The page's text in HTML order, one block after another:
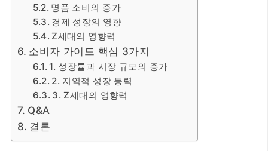
명품 소비의 증가
경제 성장의 영향
Z세대의 영향력
소비자 가이드 핵심 3가지
1. 성장률과 시장 규모의 증가
2. 지역적 성장 동력
3. Z세대의 영향력
Q&A
결론